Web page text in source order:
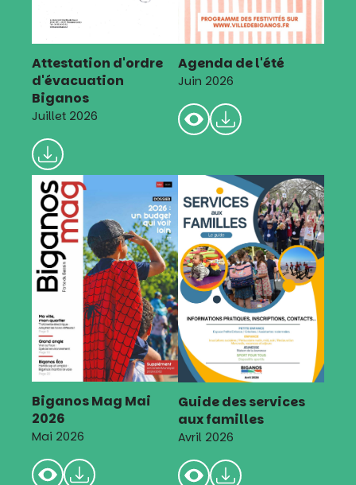
Attestation d'ordre
d'évacuation
Biganos
Juillet 2026
Agenda de l'été
Juin 2026
Biganos Mag Mai
2026
Mai 2026
Guide des services
aux familles
Avril 2026